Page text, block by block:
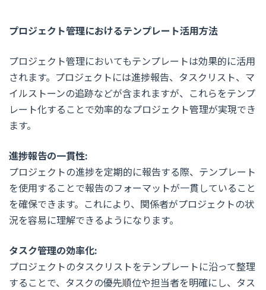
プロジェクト管理におけるテンプレート活用方法
プロジェクト管理においてもテンプレートは効果的に活用
されます。プロジェクトには進捗報告、タスクリスト、マ
イルストーンの追跡などが含まれますが、これらをテンプ
レート化することで効率的なプロジェクト管理が実現でき
ます。
進捗報告の一貫性:
プロジェクトの進捗を定期的に報告する際、テンプレート
を使用することで報告のフォーマットが一貫していること
を確保できます。これにより、関係者がプロジェクトの状
況を容易に理解できるようになります。
タスク管理の効率化:
プロジェクトのタスクリストをテンプレートに沿って整理
することで、タスクの優先順位や担当者を明確にし、タス